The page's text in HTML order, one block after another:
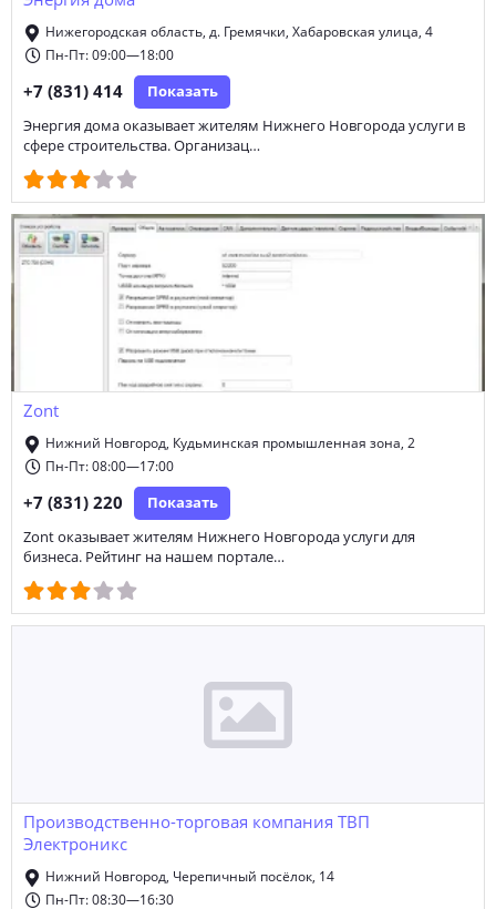
Нижегородская область, д. Гремячки, Хабаровская улица, 4
Пн-Пт: 09:00—18:00
+7 (831) 414 Показать
Энергия дома оказывает жителям Нижнего Новгорода услуги в
сфере строительства. Организац…
Zont
Нижний Новгород, Кудьминская промышленная зона, 2
Пн-Пт: 08:00—17:00
+7 (831) 220 Показать
Zont оказывает жителям Нижнего Новгорода услуги для
бизнеса. Рейтинг на нашем портале…
Производственно-торговая компания ТВП
Электроникс
Нижний Новгород, Черепичный посёлок, 14
Пн-Пт: 08:30—16:30